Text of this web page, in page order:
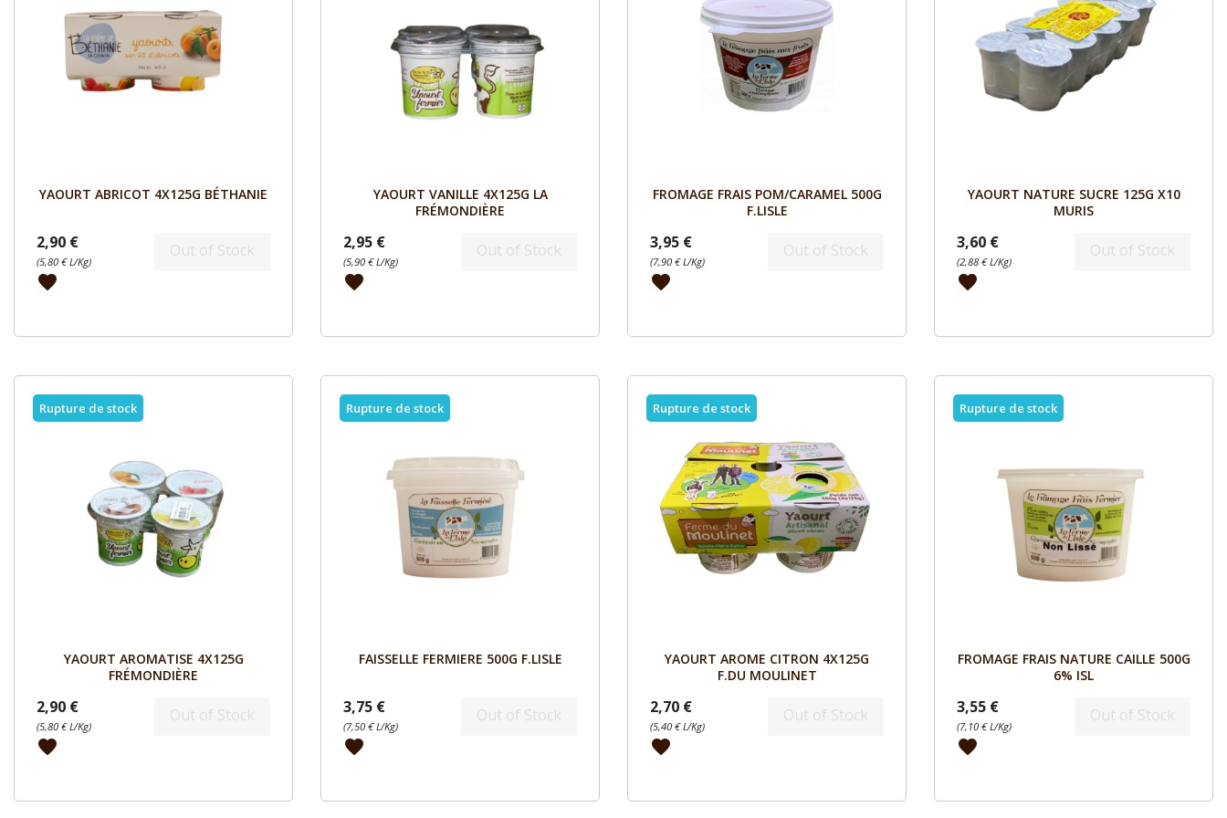
Aperçu
YAOURT ABRICOT 4X125G BÉTHANIE
2,90 €
(5,80 € L/Kg)
Out of Stock
favorite
Aperçu
YAOURT VANILLE 4X125G LA
FRÉMONDIÈRE
2,95 €
(5,90 € L/Kg)
Out of Stock
favorite
 Aperçu
FROMAGE FRAIS POM/CARAMEL 500G
F.LISLE
3,95 €
(7,90 € L/Kg)
Out of Stock
favorite
Aperçu
YAOURT NATURE SUCRE 125G X10
MURIS
3,60 €
(2,88 € L/Kg)
Out of Stock
favorite
Aperçu
YAOURT AROMATISE 4X125G
FRÉMONDIÈRE
2,90 €
(5,80 € L/Kg)
Out of Stock
favorite
Rupture de stock
Aperçu
FAISSELLE FERMIERE 500G F.LISLE
3,75 €
(7,50 € L/Kg)
Out of Stock
favorite
Rupture de stock
Aperçu
YAOURT AROME CITRON 4X125G
F.DU MOULINET
2,70 €
(5,40 € L/Kg)
Out of Stock
favorite
Rupture de stock
 Aperçu
FROMAGE FRAIS NATURE CAILLE 500G
6% ISL
3,55 €
(7,10 € L/Kg)
Out of Stock
favorite
Rupture de stock